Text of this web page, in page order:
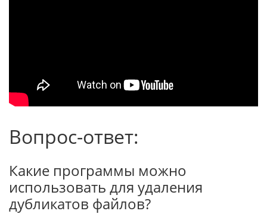
Вопрос-ответ:
Какие программы можно
использовать для удаления
дубликатов файлов?